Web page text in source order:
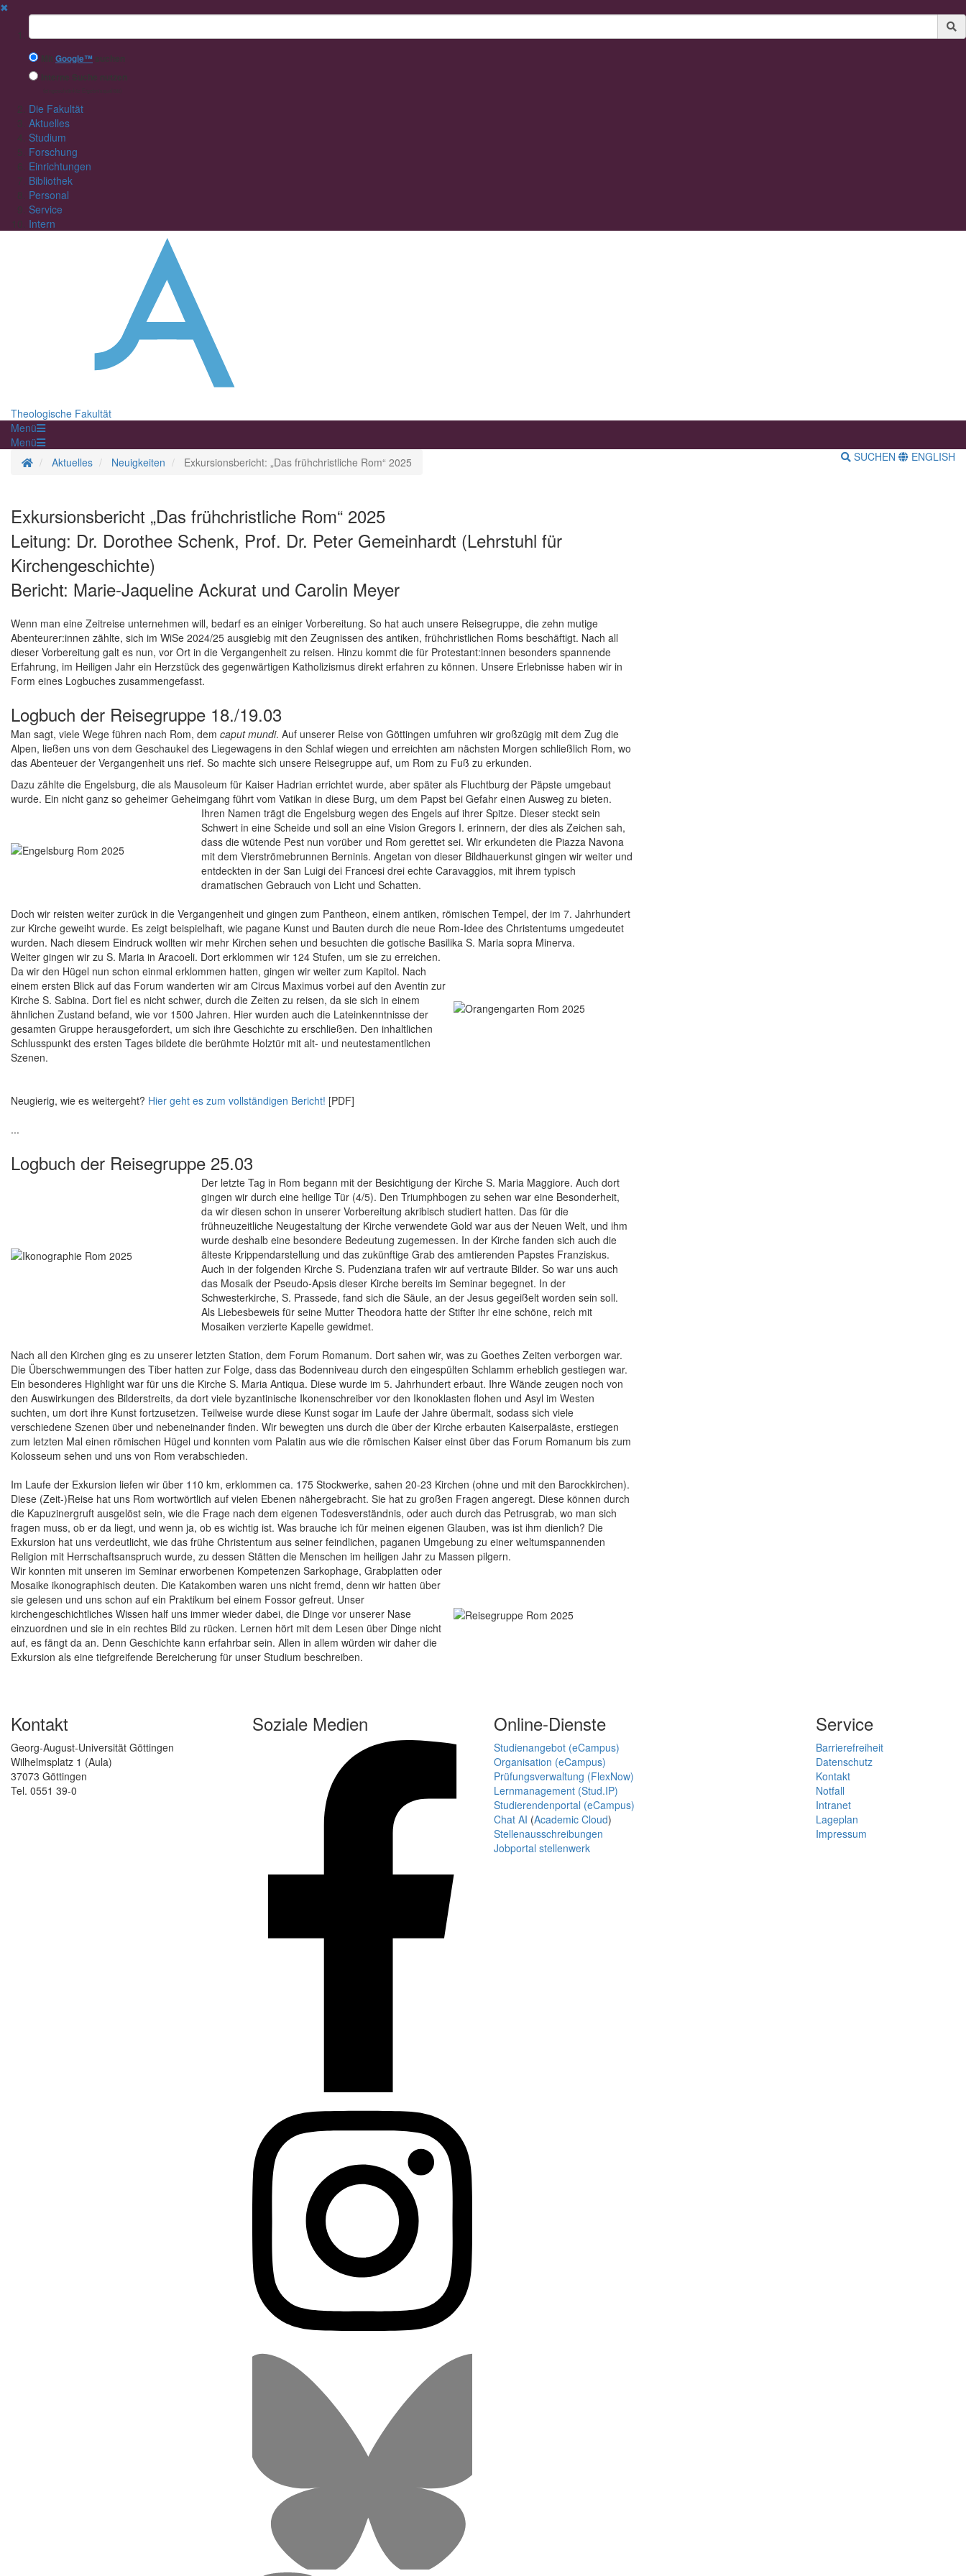
✖
Suchbegriff
Mit Google™ suchen
Interne Suche nutzen
Die Fakultät
Aktuelles
Studium
Forschung
Einrichtungen
Bibliothek
Personal
Service
Intern
Theologische Fakultät
Menü
Menü
Startseite
Aktuelles Neuigkeiten Exkursionsbericht: „Das frühchristliche Rom“ 2025 SUCHEN ENGLISH
Exkursionsbericht „Das frühchristliche Rom“ 2025
Leitung: Dr. Dorothee Schenk, Prof. Dr. Peter Gemeinhardt (Lehrstuhl für
Kirchengeschichte)
Bericht: Marie-Jaqueline Ackurat und Carolin Meyer
Wenn man eine Zeitreise unternehmen will, bedarf es an einiger Vorbereitung. So hat auch unsere Reisegruppe, die zehn mutige
Abenteurer:innen zählte, sich im WiSe 2024/25 ausgiebig mit den Zeugnissen des antiken, frühchristlichen Roms beschäftigt. Nach all
dieser Vorbereitung galt es nun, vor Ort in die Vergangenheit zu reisen. Hinzu kommt die für Protestant:innen besonders spannende
Erfahrung, im Heiligen Jahr ein Herzstück des gegenwärtigen Katholizismus direkt erfahren zu können. Unsere Erlebnisse haben wir in
Form eines Logbuches zusammengefasst.
Logbuch der Reisegruppe 18./19.03
Man sagt, viele Wege führen nach Rom, dem caput mundi. Auf unserer Reise von Göttingen umfuhren wir großzügig mit dem Zug die
Alpen, ließen uns von dem Geschaukel des Liegewagens in den Schlaf wiegen und erreichten am nächsten Morgen schließlich Rom, wo
das Abenteuer der Vergangenheit uns rief. So machte sich unsere Reisegruppe auf, um Rom zu Fuß zu erkunden.
Dazu zählte die Engelsburg, die als Mausoleum für Kaiser Hadrian errichtet wurde, aber später als Fluchtburg der Päpste umgebaut
wurde. Ein nicht ganz so geheimer Geheimgang führt vom Vatikan in diese Burg, um dem Papst bei Gefahr einen Ausweg zu bieten.
Ihren Namen trägt die Engelsburg wegen des Engels auf ihrer Spitze. Dieser steckt sein
Schwert in eine Scheide und soll an eine Vision Gregors I. erinnern, der dies als Zeichen sah,
dass die wütende Pest nun vorüber und Rom gerettet sei. Wir erkundeten die Piazza Navona
mit dem Vierströmebrunnen Berninis. Angetan von dieser Bildhauerkunst gingen wir weiter und
entdeckten in der San Luigi dei Francesi drei echte Caravaggios, mit ihrem typisch
dramatischen Gebrauch von Licht und Schatten.
Doch wir reisten weiter zurück in die Vergangenheit und gingen zum Pantheon, einem antiken, römischen Tempel, der im 7. Jahrhundert
zur Kirche geweiht wurde. Es zeigt beispielhaft, wie pagane Kunst und Bauten durch die neue Rom-Idee des Christentums umgedeutet
wurden. Nach diesem Eindruck wollten wir mehr Kirchen sehen und besuchten die gotische Basilika S. Maria sopra Minerva.
Weiter gingen wir zu S. Maria in Aracoeli. Dort erklommen wir 124 Stufen, um sie zu erreichen.
Da wir den Hügel nun schon einmal erklommen hatten, gingen wir weiter zum Kapitol. Nach
einem ersten Blick auf das Forum wanderten wir am Circus Maximus vorbei auf den Aventin zur
Kirche S. Sabina. Dort fiel es nicht schwer, durch die Zeiten zu reisen, da sie sich in einem
ähnlichen Zustand befand, wie vor 1500 Jahren. Hier wurden auch die Lateinkenntnisse der
gesamten Gruppe herausgefordert, um sich ihre Geschichte zu erschließen. Den inhaltlichen
Schlusspunkt des ersten Tages bildete die berühmte Holztür mit alt- und neutestamentlichen
Szenen.
Neugierig, wie es weitergeht? Hier geht es zum vollständigen Bericht! [PDF]
...
Logbuch der Reisegruppe 25.03
Der letzte Tag in Rom begann mit der Besichtigung der Kirche S. Maria Maggiore. Auch dort
gingen wir durch eine heilige Tür (4/5). Den Triumphbogen zu sehen war eine Besonderheit,
da wir diesen schon in unserer Vorbereitung akribisch studiert hatten. Das für die
frühneuzeitliche Neugestaltung der Kirche verwendete Gold war aus der Neuen Welt, und ihm
wurde deshalb eine besondere Bedeutung zugemessen. In der Kirche fanden sich auch die
älteste Krippendarstellung und das zukünftige Grab des amtierenden Papstes Franziskus.
Auch in der folgenden Kirche S. Pudenziana trafen wir auf vertraute Bilder. So war uns auch
das Mosaik der Pseudo-Apsis dieser Kirche bereits im Seminar begegnet. In der
Schwesterkirche, S. Prassede, fand sich die Säule, an der Jesus gegeißelt worden sein soll.
Als Liebesbeweis für seine Mutter Theodora hatte der Stifter ihr eine schöne, reich mit
Mosaiken verzierte Kapelle gewidmet.
Nach all den Kirchen ging es zu unserer letzten Station, dem Forum Romanum. Dort sahen wir, was zu Goethes Zeiten verborgen war.
Die Überschwemmungen des Tiber hatten zur Folge, dass das Bodenniveau durch den eingespülten Schlamm erheblich gestiegen war.
Ein besonderes Highlight war für uns die Kirche S. Maria Antiqua. Diese wurde im 5. Jahrhundert erbaut. Ihre Wände zeugen noch von
den Auswirkungen des Bilderstreits, da dort viele byzantinische Ikonenschreiber vor den Ikonoklasten flohen und Asyl im Westen
suchten, um dort ihre Kunst fortzusetzen. Teilweise wurde diese Kunst sogar im Laufe der Jahre übermalt, sodass sich viele
verschiedene Szenen über und nebeneinander finden. Wir bewegten uns durch die über der Kirche erbauten Kaiserpaläste, erstiegen
zum letzten Mal einen römischen Hügel und konnten vom Palatin aus wie die römischen Kaiser einst über das Forum Romanum bis zum
Kolosseum sehen und uns von Rom verabschieden.
Im Laufe der Exkursion liefen wir über 110 km, erklommen ca. 175 Stockwerke, sahen 20-23 Kirchen (ohne und mit den Barockkirchen).
Diese (Zeit-)Reise hat uns Rom wortwörtlich auf vielen Ebenen nähergebracht. Sie hat zu großen Fragen angeregt. Diese können durch
die Kapuzinergruft ausgelöst sein, wie die Frage nach dem eigenen Todesverständnis, oder auch durch das Petrusgrab, wo man sich
fragen muss, ob er da liegt, und wenn ja, ob es wichtig ist. Was brauche ich für meinen eigenen Glauben, was ist ihm dienlich? Die
Exkursion hat uns verdeutlicht, wie das frühe Christentum aus seiner feindlichen, paganen Umgebung zu einer weltumspannenden
Religion mit Herrschaftsanspruch wurde, zu dessen Stätten die Menschen im heiligen Jahr zu Massen pilgern.
Wir konnten mit unseren im Seminar erworbenen Kompetenzen Sarkophage, Grabplatten oder
Mosaike ikonographisch deuten. Die Katakomben waren uns nicht fremd, denn wir hatten über
sie gelesen und uns schon auf ein Praktikum bei einem Fossor gefreut. Unser
kirchengeschichtliches Wissen half uns immer wieder dabei, die Dinge vor unserer Nase
einzuordnen und sie in ein rechtes Bild zu rücken. Lernen hört mit dem Lesen über Dinge nicht
auf, es fängt da an. Denn Geschichte kann erfahrbar sein. Allen in allem würden wir daher die
Exkursion als eine tiefgreifende Bereicherung für unser Studium beschreiben.
Kontakt
Georg-August-Universität Göttingen
Wilhelmsplatz 1 (Aula)
37073 Göttingen
Tel. 0551 39-0
Soziale Medien Online-Dienste
Studienangebot (eCampus)
Organisation (eCampus)
Prüfungsverwaltung (FlexNow)
Lernmanagement (Stud.IP)
Studierendenportal (eCampus)
Chat AI (Academic Cloud)
Stellenausschreibungen
Jobportal stellenwerk
Service
Barrierefreiheit
Datenschutz
Kontakt
Notfall
Intranet
Lageplan
Impressum